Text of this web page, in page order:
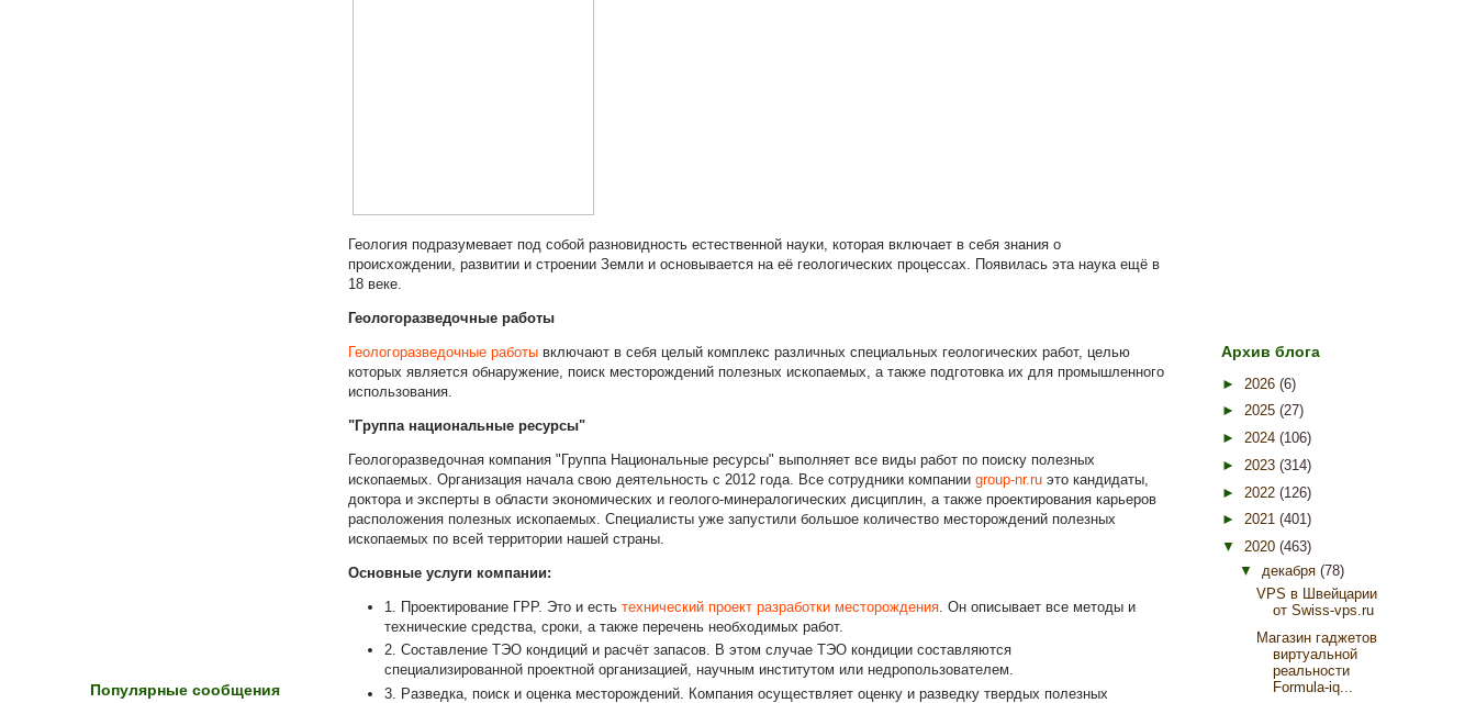
Геология подразумевает под собой разновидность естественной науки, которая включает в себя знания о
происхождении, развитии и строении Земли и основывается на её геологических процессах. Появилась эта наука ещё в
18 веке.
Геологоразведочные работы
Геологоразведочные работы включают в себя целый комплекс различных специальных геологических работ, целью
которых является обнаружение, поиск месторождений полезных ископаемых, а также подготовка их для промышленного
использования.
"Группа национальные ресурсы"
Геологоразведочная компания "Группа Национальные ресурсы" выполняет все виды работ по поиску полезных
ископаемых. Организация начала свою деятельность с 2012 года. Все сотрудники компании group-nr.ru это кандидаты,
доктора и эксперты в области экономических и геолого-минералогических дисциплин, а также проектирования карьеров
расположения полезных ископаемых. Специалисты уже запустили большое количество месторождений полезных
ископаемых по всей территории нашей страны.
Основные услуги компании:
1. Проектирование ГРР. Это и есть технический проект разработки месторождения. Он описывает все методы и
технические средства, сроки, а также перечень необходимых работ.
2. Составление ТЭО кондиций и расчёт запасов. В этом случае ТЭО кондиции составляются
специализированной проектной организацией, научным институтом или недропользователем.
3. Разведка, поиск и оценка месторождений. Компания осуществляет оценку и разведку твердых полезных
Популярные сообщения
Архив блога
► 2026 (6)
► 2025 (27)
► 2024 (106)
► 2023 (314)
► 2022 (126)
► 2021 (401)
▼ 2020 (463)
▼ декабря (78)
VPS в Швейцарии
от Swiss-vps.ru
Магазин гаджетов
виртуальной
реальности
Formula-iq...